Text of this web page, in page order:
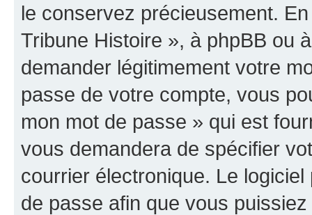
le conservez précieusement.
Tribune Histoire », à phpBB ou
demander légitimement votre
passe de votre compte, vous
mon mot de passe » qui est
vous demandera de spécifier
courrier électronique. Le
de passe afin que vous